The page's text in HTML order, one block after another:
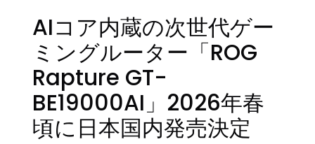
AIコア内蔵の次世代ゲー
ミングルーター「ROG
Rapture GT-
BE19000AI」2026年春
頃に日本国内発売決定